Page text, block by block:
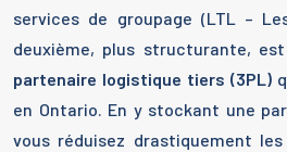
services de groupage (LTL –
deuxième, plus structurante,
partenaire logistique tiers (3PL)
en Ontario. En y stockant une
vous réduisez drastiquement